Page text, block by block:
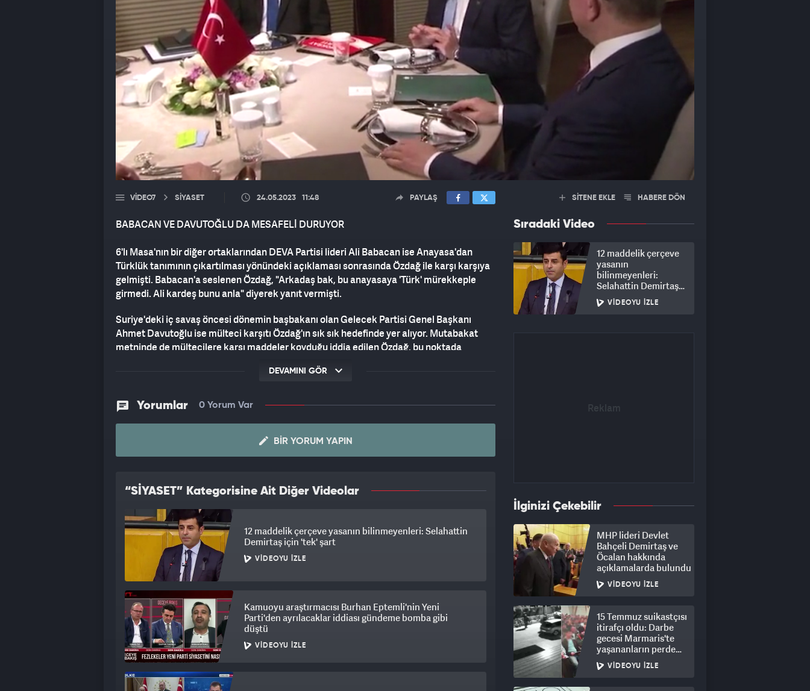
VIDEO7 SİYASET 24.05.2023 11:48 PAYLAŞ
BABACAN VE DAVUTOĞLU DA MESAFELİ DURUYOR
6'lı Masa'nın bir diğer ortaklarından DEVA Partisi lideri Ali Babacan ise Anayasa'dan
Türklük tanımının çıkartılması yönündeki açıklaması sonrasında Özdağ ile karşı karşıya
gelmişti. Babacan'a seslenen Özdağ, "Arkadaş bak, bu anayasaya 'Türk' mürekkeple
girmedi. Ali kardeş bunu anla" diyerek yanıt vermişti.
Suriye'deki iç savaş öncesi dönemin başbakanı olan Gelecek Partisi Genel Başkanı
Ahmet Davutoğlu ise mülteci karşıtı Özdağ'ın sık sık hedefinde yer alıyor. Mutabakat
metninde de mültecilere karşı maddeler koyduğu iddia edilen Özdağ, bu noktada
DEVAMINI GÖR
Yorumlar 0 Yorum Var
BIR YORUM YAPIN
“SİYASET” Kategorisine Ait Diğer Videolar
12 maddelik çerçeve yasanın bilinmeyenleri: Selahattin
Demirtaş için 'tek' şart
VIDEOYU İZLE
Kamuoyu araştırmacısı Burhan Eptemli'nin Yeni
Parti'den ayrılacaklar iddiası gündeme bomba gibi
düştü
VIDEOYU İZLE
SİTENE EKLE HABERE DÖN
Sıradaki Video
12 maddelik çerçeve
yasanın
bilinmeyenleri:
Selahattin Demirtaş
için 'tek' şart
VIDEOYU İZLE
İlginizi Çekebilir
MHP lideri Devlet
Bahçeli Demirtaş ve
Öcalan hakkında
açıklamalarda bulundu
VIDEOYU İZLE
15 Temmuz suikastçısı
itirafçı oldu: Darbe
gecesi Marmaris'te
yaşananların perde
arkası
VIDEOYU İZLE